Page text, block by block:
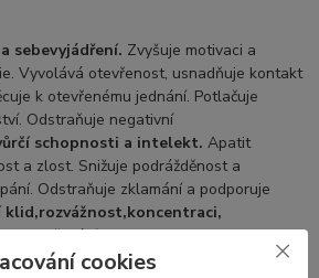
sebevyjádření. Zvyšuje motivaci a
Vyvolává otevřenost, usnadňuje kontakt
k otevřenému jednání. Potlačuje
Odstraňuje negativní
schopnosti a intelekt. Apatit
a zlost. Snižuje podrážděnost a
Odstraňuje zklamání a podporuje
klid,rozvážnost,koncentraci,
vyjadřování.
cookies